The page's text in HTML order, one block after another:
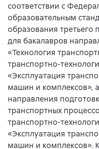
соответствии с
образовательным
образования третьего
для бакалавров
«Технология
транспортно-
«Эксплуатация
машин и комплексов»,
направления
транспортных
транспортно-
«Эксплуатация
машин и комплексов».